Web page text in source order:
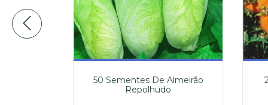
50 Sementes De Almeirão
Repolhudo